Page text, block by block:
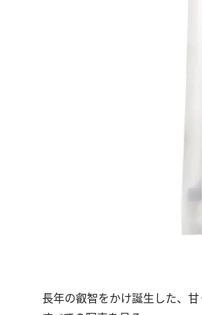
長年の叡智をかけ誕生した、